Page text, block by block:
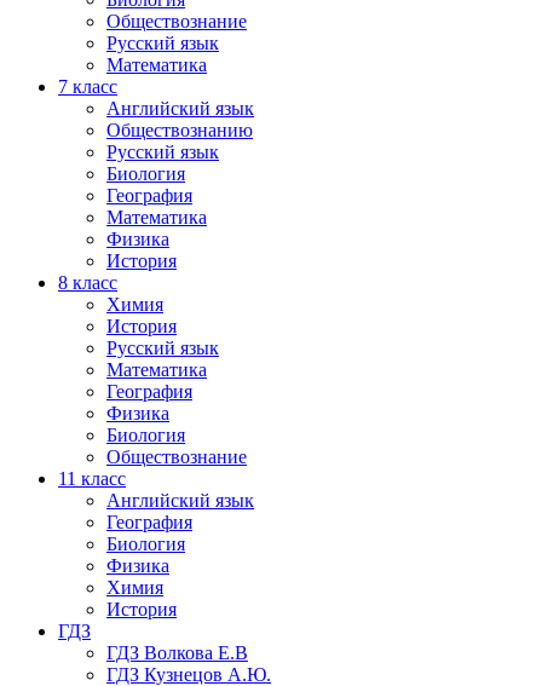
Обществознание
Русский язык
Математика
7 класс
Английский язык
Обществознанию
Русский язык
Биология
География
Математика
Физика
История
8 класс
Химия
История
Русский язык
Математика
География
Физика
Биология
Обществознание
11 класс
Английский язык
География
Биология
Физика
Химия
История
ГДЗ
ГДЗ Волкова Е.В
ГДЗ Кузнецов А.Ю.